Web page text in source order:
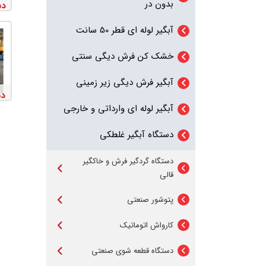
برسه
دستگاه قالیشوی زمینی ریل
نامحدود
قالیشوی دستی برس سیلندری
شلاقزن دستی فرش
فرش شور
بدون در
آبگیر لوله ای قطر 50 سانت
خشک کن فرش دیگی سنتی
آبگیر فرش دیگی زیر زمینی
آبگیر لوله ای وارداتی و خارجی
دستگاه آبگیر غلطکی
دستگاه گردگیر فرش و خاکگیر
قالی
خاک گیر اتوماتیک میزی
گردگیر دورانی فرش
خاک گیر دستی فرش با پالت
پتوشور صنعتی
پتوشور ایستاده 20 کیلویی
پتوشور ایستاده 30 و 40 کیلویی
کارواش اتوماتیک
کارواش اتوماتیک ریلی
دستگاه قطعه شوی صنعتی